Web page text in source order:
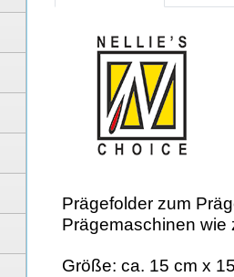
Prägefolder zum
Prägemaschinen wie
Größe: ca. 15 cm x